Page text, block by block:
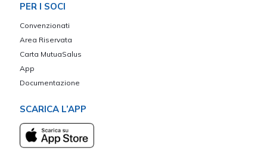
PER I SOCI
Convenzionati
Area Riservata
Carta MutuaSalus
App
Documentazione
SCARICA L’APP